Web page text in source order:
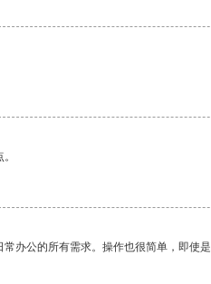
办公的所有需求。操作也很简单，即使是